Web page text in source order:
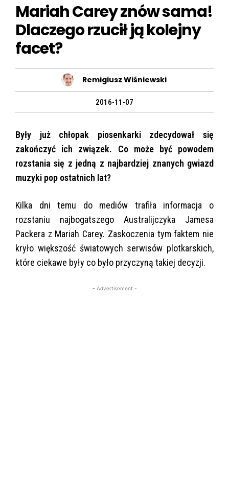
Mariah Carey znów sama!
Dlaczego rzucił ją kolejny
facet?
Remigiusz Wiśniewski
2016-11-07
Były już chłopak piosenkarki zdecydował się
zakończyć ich związek. Co może być powodem
rozstania się z jedną z najbardziej znanych gwiazd
muzyki pop ostatnich lat?
Kilka dni temu do mediów trafiła informacja o
rozstaniu najbogatszego Australijczyka Jamesa
Packera z Mariah Carey. Zaskoczenia tym faktem nie
kryło większość światowych serwisów plotkarskich,
które ciekawe były co było przyczyną takiej decyzji.
- Advertisement -